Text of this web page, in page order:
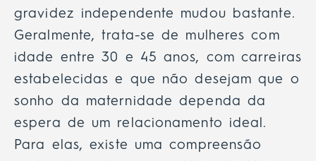
gravidez independente mudou bastante.
Geralmente, trata-se de mulheres com
idade entre 30 e 45 anos, com carreiras
estabelecidas e que não desejam que o
sonho da maternidade dependa da
espera de um relacionamento ideal.
Para elas, existe uma compreensão